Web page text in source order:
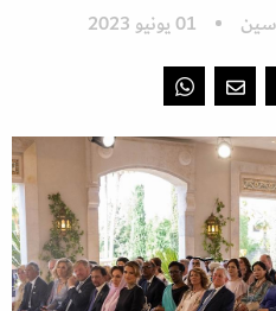
01 يونيو 2023